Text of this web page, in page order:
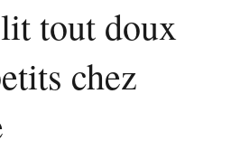
tout doux
chez